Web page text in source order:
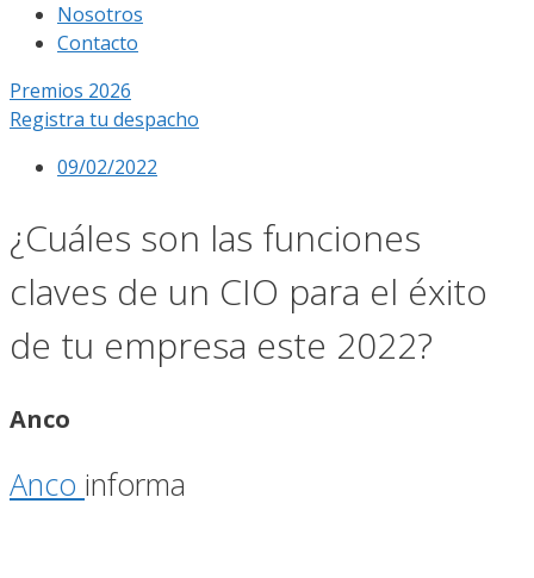
Nosotros
Contacto
Premios 2026
Registra tu despacho
09/02/2022
¿Cuáles son las funciones
claves de un CIO para el éxito
de tu empresa este 2022?
Anco
Anco informa